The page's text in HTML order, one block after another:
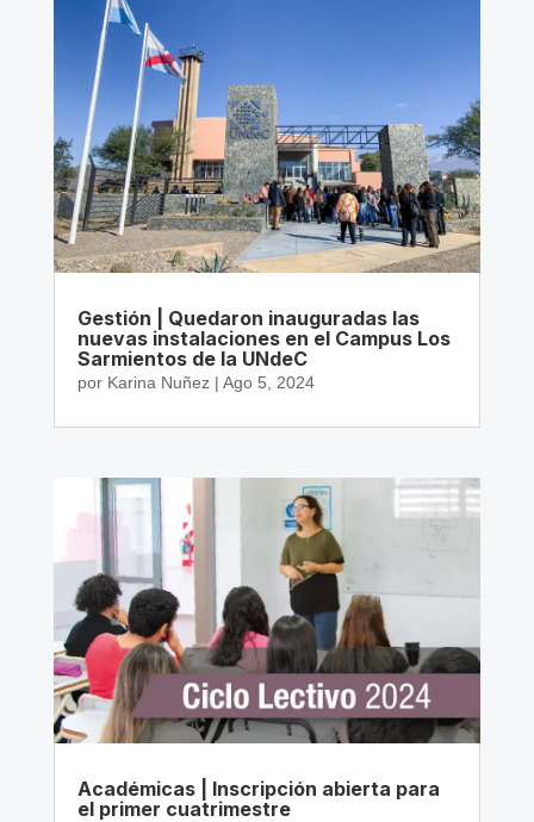
Gestión | Quedaron inauguradas las
nuevas instalaciones en el Campus Los
Sarmientos de la UNdeC
por Karina Nuñez| Ago 5, 2024
Académicas | Inscripción abierta para
el primer cuatrimestre